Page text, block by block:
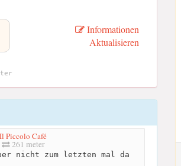
Informationen
Aktualisieren
Il Piccolo Café
261 meter
nicht zum letzten mal da